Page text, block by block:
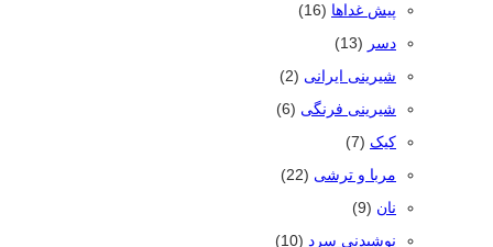
پیش غداها (16)
دسر (13)
شیرینی ایرانی (2)
شیرینی فرنگی (6)
کیک (7)
مربا و ترشی (22)
نان (9)
نوشیدنی سرد (10)